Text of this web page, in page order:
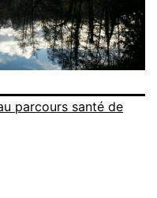
parcours santé de